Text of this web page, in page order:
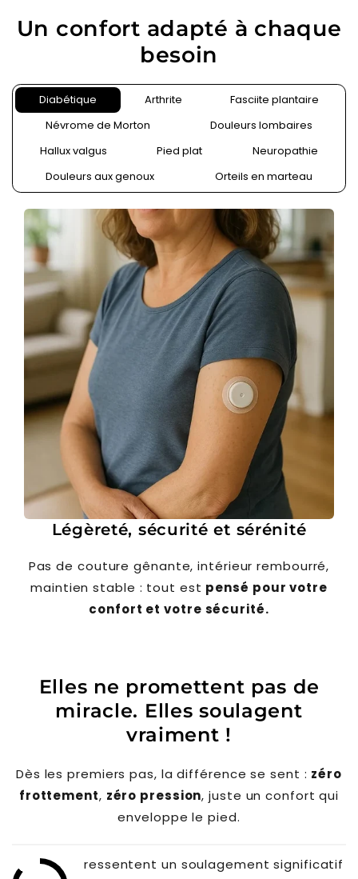
Un confort adapté à chaque
besoin
Diabétique Arthrite
Fasciite plantaire
Névrome de Morton
Douleurs lombaires
Hallux valgus
Pied plat
Neuropathie
Douleurs aux genoux
Orteils en marteau
Légèreté, sécurité et sérénité
Pas de couture gênante, intérieur rembourré,
maintien stable : tout est pensé pour votre
confort et votre sécurité.
Elles ne promettent pas de
miracle. Elles soulagent
vraiment !
Dès les premiers pas, la différence se sent : zéro
frottement, zéro pression, juste un confort qui
enveloppe le pied.
ressentent un soulagement significatif